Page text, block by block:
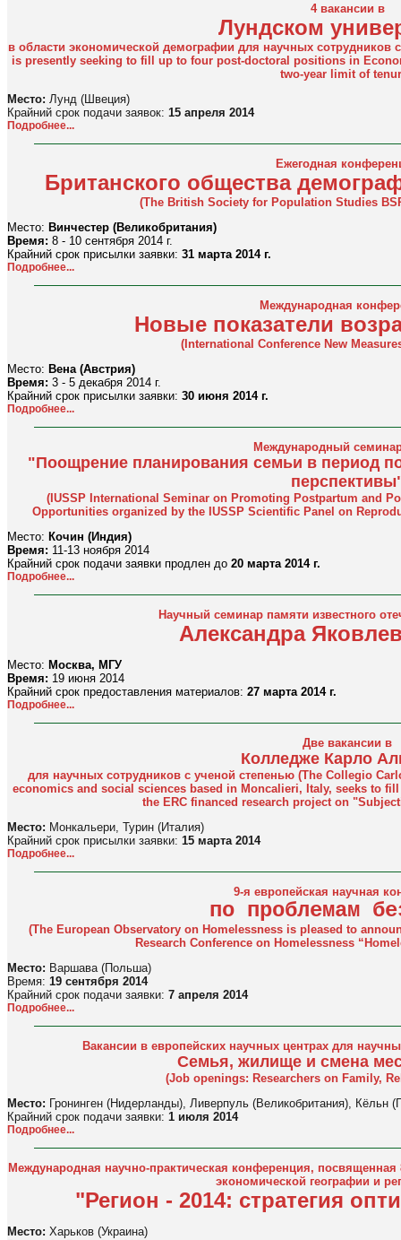
4 вакансии в
Лундском
в области экономической демографии для научных сотрудников
is presently seeking to fill up to four post-doctoral positions in
two-year limit of
Место: Лунд (Швеция)
Крайний срок подачи заявок: 15 апреля 2014
Подробнее...
Ежегодная
Британского общества
(The British Society for Population Studies
Место: Винчестер (Великобритания)
Время: 8 - 10 сентября 2014 г.
Крайний срок присылки заявки: 31 марта 2014 г.
Подробнее...
Международная
Новые показатели
(International Conference New
Место: Вена (Австрия)
Время: 3 - 5 декабря 2014 г.
Крайний срок присылки заявки: 30 июня 2014 г.
Подробнее...
Международный
"Поощрение планирования семьи в период
(IUSSP International Seminar on Promoting Postpartum and
Opportunities organized by the IUSSP Scientific Panel on
Место: Кочин (Индия)
Время: 11-13 ноября 2014
Крайний срок подачи заявки продлен до 20 марта 2014 г.
Подробнее...
Научный семинар памяти известного
Александра
Место: Москва, МГУ
Время: 19 июня 2014
Крайний срок предоставления материалов: 27 марта 2014 г.
Подробнее...
Две вакансии в
Колледже Карло
для научных сотрудников с ученой степенью (The Collegio
economics and social sciences based in Moncalieri, Italy, seeks to
the ERC financed research project on
Место: Монкальери, Турин (Италия)
Крайний срок присылки заявки: 15 марта 2014
Подробнее...
9-я европейская научная
по проблемам
(The European Observatory on Homelessness is pleased to
Research Conference on Homelessness
Место: Варшава (Польша)
Время: 19 сентября 2014
Крайний срок подачи заявки: 7 апреля 2014
Подробнее...
Вакансии в европейских научных центрах для
Семья, жилище и смена
(Job openings: Researchers on Family,
Место: Гронинген (Нидерланды), Ливерпуль (Великобритания), Кёльн
Крайний срок подачи заявки: 1 июля 2014
Подробнее...
Международная научно-практическая конференция,
экономической географии и
"Регион - 2014: стратегия
Место: Харьков (Украина)